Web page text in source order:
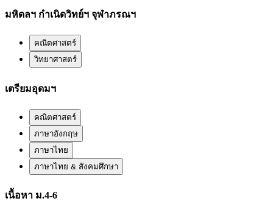
มหิดลฯ กำเนิดวิทย์ฯ จุฬาภรณฯ
คณิตศาสตร์
วิทยาศาสตร์
เตรียมอุดมฯ
คณิตศาสตร์
ภาษาอังกฤษ
ภาษาไทย
ภาษาไทย & สังคมศึกษา
เนื้อหา ม.4-6